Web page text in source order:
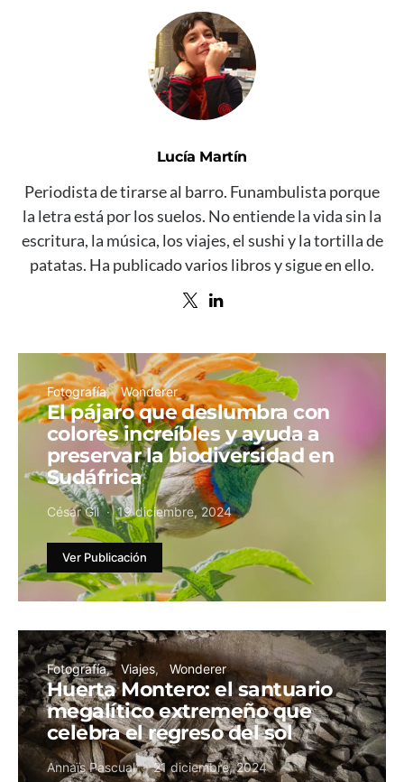
Lucía Martín
Periodista de tirarse al barro. Funambulista porque
la letra está por los suelos. No entiende la vida sin la
escritura, la música, los viajes, el sushi y la tortilla de
patatas. Ha publicado varios libros y sigue en ello.
Fotografía Wonderer
El pájaro que deslumbra con
colores increíbles y ayuda a
preservar la biodiversidad en
Sudáfrica
César Gil 19 diciembre, 2024
Ver Publicación
Fotografía Viajes Wonderer
Huerta Montero: el santuario
megalítico extremeño que
celebra el regreso del sol
Annaïs Pascual 21 diciembre, 2024